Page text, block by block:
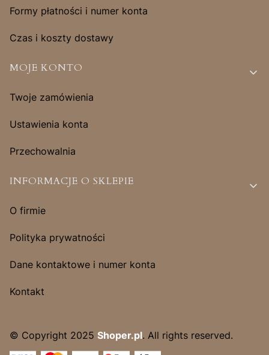
Formy płatności i numer konta
Czas i koszty dostawy
MOJE KONTO
Twoje zamówienia
Ustawienia konta
Przechowalnia
INFORMACJE O SKLEPIE
O firmie
Polityka prywatności
Dane kontaktowe i numer konta
Kontakt
© Copyright 2025 Shoper.pl. All rights reserved.